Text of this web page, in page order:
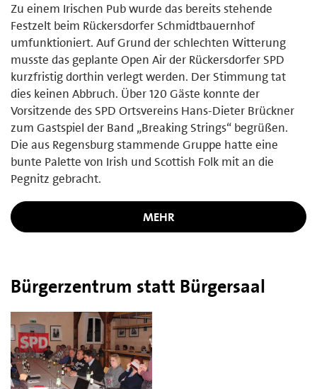
Zu einem Irischen Pub wurde das bereits stehende
Festzelt beim Rückersdorfer Schmidtbauernhof
umfunktioniert. Auf Grund der schlechten Witterung
musste das geplante Open Air der Rückersdorfer SPD
kurzfristig dorthin verlegt werden. Der Stimmung tat
dies keinen Abbruch. Über 120 Gäste konnte der
Vorsitzende des SPD Ortsvereins Hans-Dieter Brückner
zum Gastspiel der Band „Breaking Strings“ begrüßen.
Die aus Regensburg stammende Gruppe hatte eine
bunte Palette von Irish und Scottish Folk mit an die
Pegnitz gebracht.
MEHR
Bürgerzentrum statt Bürgersaal